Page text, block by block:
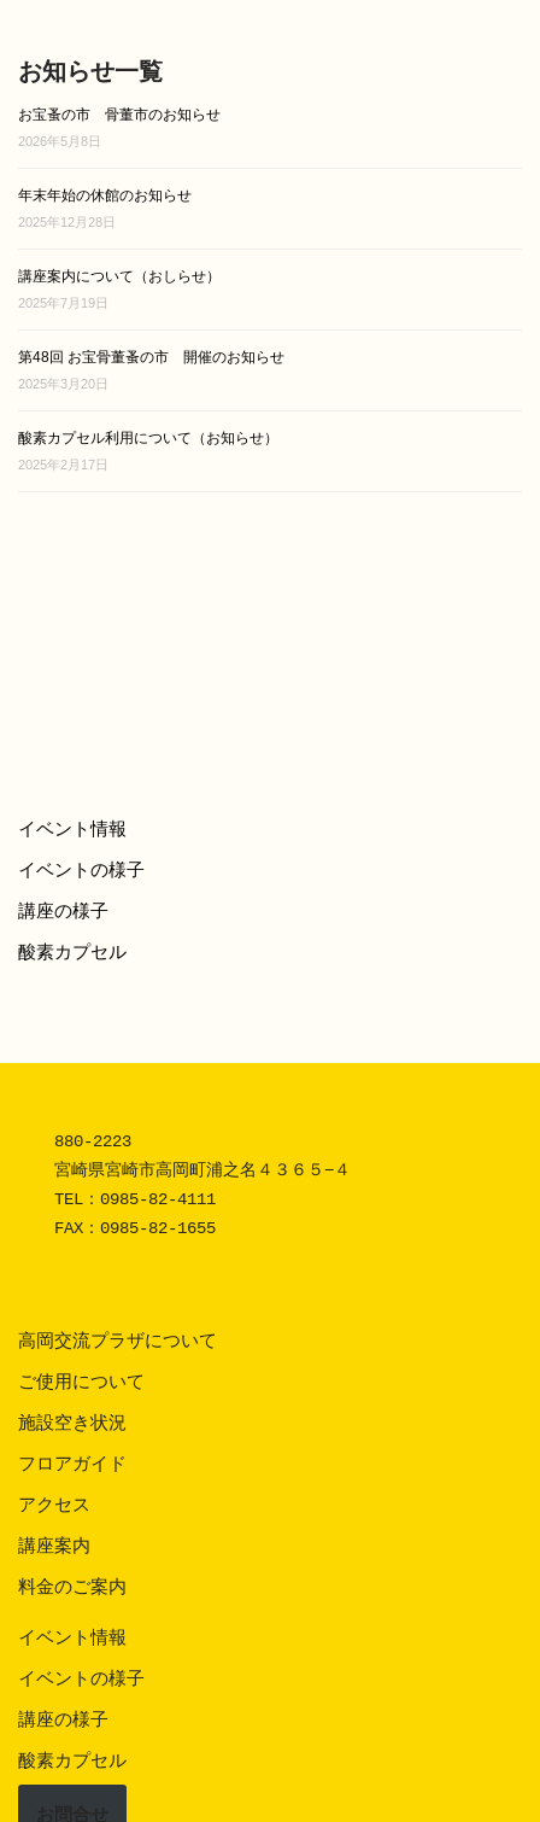
お知らせ一覧
お宝蚤の市 骨董市のお知らせ
2026年5月8日
年末年始の休館のお知らせ
2025年12月28日
講座案内について（おしらせ）
2025年7月19日
第48回 お宝骨董蚤の市 開催のお知らせ
2025年3月20日
酸素カプセル利用について（お知らせ）
2025年2月17日
イベント情報
イベントの様子
講座の様子
酸素カプセル
880-2223
宮崎県宮崎市高岡町浦之名４３６５−４
TEL： 0985-82-4111
FAX：0985-82-1655
高岡交流プラザについて
ご使用について
施設空き状況
フロアガイド
アクセス
講座案内
料金のご案内
イベント情報
イベントの様子
講座の様子
酸素カプセル